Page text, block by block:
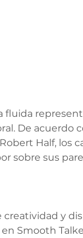
fluida
De acuerdo
Half, los
sobre sus
y
Smooth